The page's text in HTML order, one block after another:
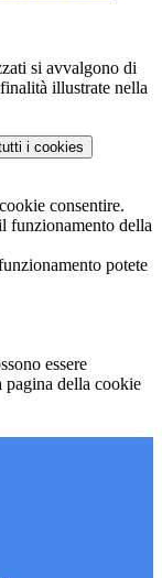
si avvalgono di
illustrate nella
i cookies
consentire.
funzionamento della
potete
essere
pagina della cookie